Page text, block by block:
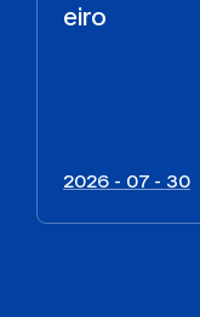
eiro
2026 - 07 - 30